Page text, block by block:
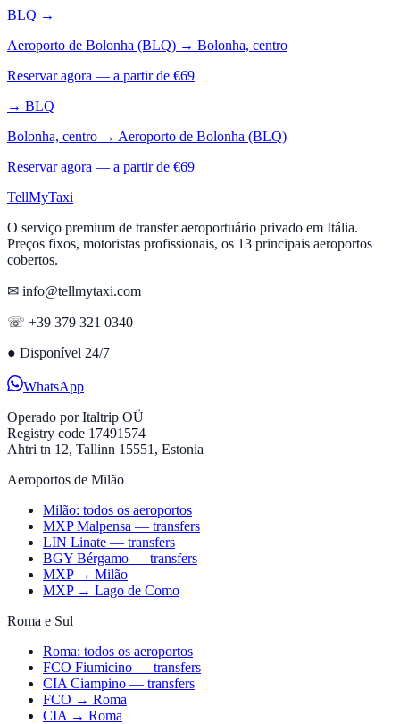
BLQ →
Aeroporto de Bolonha (BLQ) → Bolonha, centro
Reservar agora — a partir de €69
→ BLQ
Bolonha, centro → Aeroporto de Bolonha (BLQ)
Reservar agora — a partir de €69
TellMyTaxi
O serviço premium de transfer aeroportuário privado em Itália.
Preços fixos, motoristas profissionais, os 13 principais aeroportos
cobertos.
✉ info@tellmytaxi.com
☏ +39 379 321 0340
● Disponível 24/7
WhatsApp
Operado porItaltrip OÜ
Registry code 17491574
Ahtri tn 12, Tallinn 15551, Estonia
Aeroportos de Milão
Milão: todos os aeroportos
MXP Malpensa — transfers
LIN Linate — transfers
BGY Bérgamo — transfers
MXP → Milão
MXP → Lago de Como
Roma e Sul
Roma: todos os aeroportos
FCO Fiumicino — transfers
CIA Ciampino — transfers
FCO → Roma
CIA → Roma